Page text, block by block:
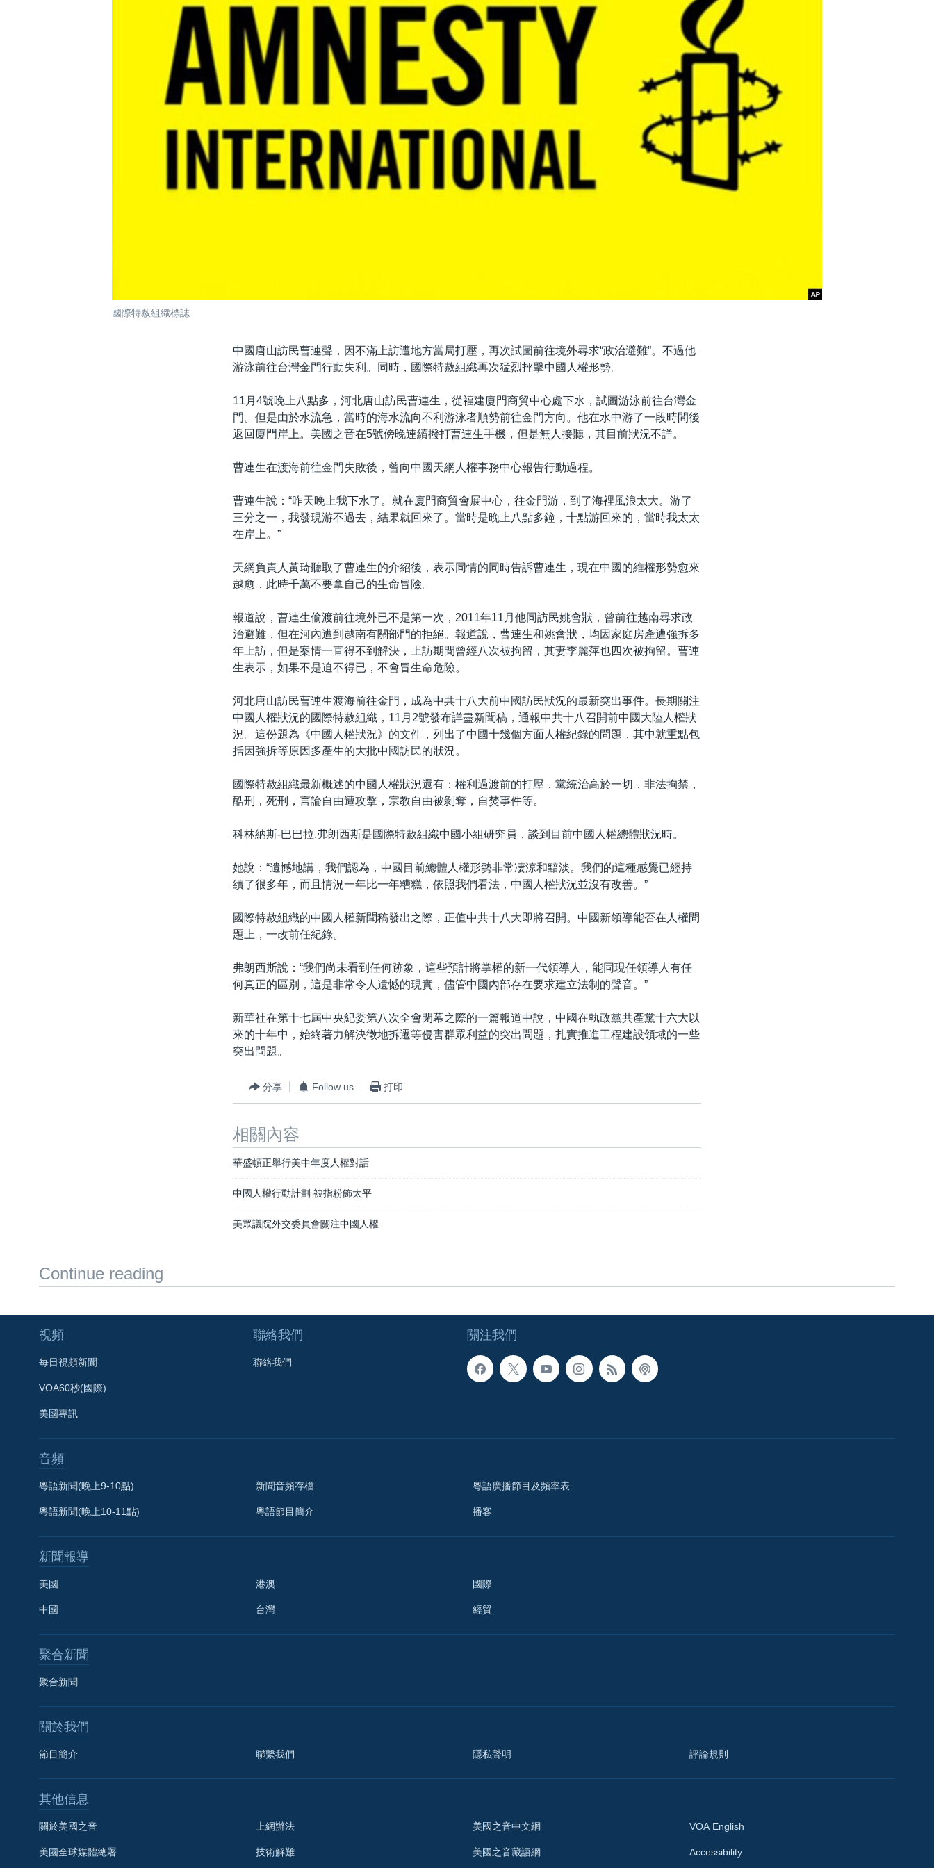
國際特赦組織標誌
中國唐山訪民曹連聲，因不滿上訪遭地方當局打壓，再次試圖前往境外尋求“政治避難”。不過他
游泳前往台灣金門行動失利。同時，國際特赦組織再次猛烈抨擊中國人權形勢。
11月4號晚上八點多，河北唐山訪民曹連生，從福建廈門商貿中心處下水，試圖游泳前往台灣金
門。但是由於水流急，當時的海水流向不利游泳者順勢前往金門方向。他在水中游了一段時間後
返回廈門岸上。美國之音在5號傍晚連續撥打曹連生手機，但是無人接聽，其目前狀況不詳。
曹連生在渡海前往金門失敗後，曾向中國天網人權事務中心報告行動過程。
曹連生說：“昨天晚上我下水了。就在廈門商貿會展中心，往金門游，到了海裡風浪太大。游了
三分之一，我發現游不過去，結果就回來了。當時是晚上八點多鐘，十點游回來的，當時我太太
在岸上。”
天網負責人黃琦聽取了曹連生的介紹後，表示同情的同時告訴曹連生，現在中國的維權形勢愈來
越愈，此時千萬不要拿自己的生命冒險。
報道說，曹連生偷渡前往境外已不是第一次，2011年11月他同訪民姚會狀，曾前往越南尋求政
治避難，但在河內遭到越南有關部門的拒絕。報道說，曹連生和姚會狀，均因家庭房產遭強拆多
年上訪，但是案情一直得不到解決，上訪期間曾經八次被拘留，其妻李麗萍也四次被拘留。曹連
生表示，如果不是迫不得已，不會冒生命危險。
河北唐山訪民曹連生渡海前往金門，成為中共十八大前中國訪民狀況的最新突出事件。長期關注
中國人權狀況的國際特赦組織，11月2號發布詳盡新聞稿，通報中共十八召開前中國大陸人權狀
況。這份題為《中國人權狀況》的文件，列出了中國十幾個方面人權紀錄的問題，其中就重點包
括因強拆等原因多產生的大批中國訪民的狀況。
國際特赦組織最新概述的中國人權狀況還有：權利過渡前的打壓，黨統治高於一切，非法拘禁，
酷刑，死刑，言論自由遭攻擊，宗教自由被剝奪，自焚事件等。
科林納斯-巴巴拉.弗朗西斯是國際特赦組織中國小組研究員，談到目前中國人權總體狀況時。
她說：“遺憾地講，我們認為，中國目前總體人權形勢非常凄涼和黯淡。我們的這種感覺已經持
續了很多年，而且情況一年比一年糟糕，依照我們看法，中國人權狀況並沒有改善。”
國際特赦組織的中國人權新聞稿發出之際，正值中共十八大即將召開。中國新領導能否在人權問
題上，一改前任紀錄。
弗朗西斯說：“我們尚未看到任何跡象，這些預計將掌權的新一代領導人，能同現任領導人有任
何真正的區別，這是非常令人遺憾的現實，儘管中國內部存在要求建立法制的聲音。”
新華社在第十七屆中央紀委第八次全會閉幕之際的一篇報道中說，中國在執政黨共產黨十六大以
來的十年中，始終著力解決徵地拆遷等侵害群眾利益的突出問題，扎實推進工程建設領域的一些
突出問題。
分享 Follow us 打印
相關內容
華盛頓正舉行美中年度人權對話
中國人權行動計劃 被指粉飾太平
美眾議院外交委員會關注中國人權
Continue reading
關注我們
視頻
每日視頻新聞
VOA60秒(國際)
美國專訊
聯絡我們
聯絡我們
音頻
粵語新聞(晚上9-10點)
粵語新聞(晚上10-11點)
新聞音頻存檔
粵語節目簡介
粵語廣播節目及頻率表
播客
新聞報導
美國
中國
港澳
台灣
國際
經貿
聚合新聞
聚合新聞
關於我們
節目簡介 聯繫我們 隱私聲明 評論規則
其他信息
關於美國之音
美國全球媒體總署
上網辦法
技術解難
美國之音中文網
美國之音藏語網
VOA English
Accessibility